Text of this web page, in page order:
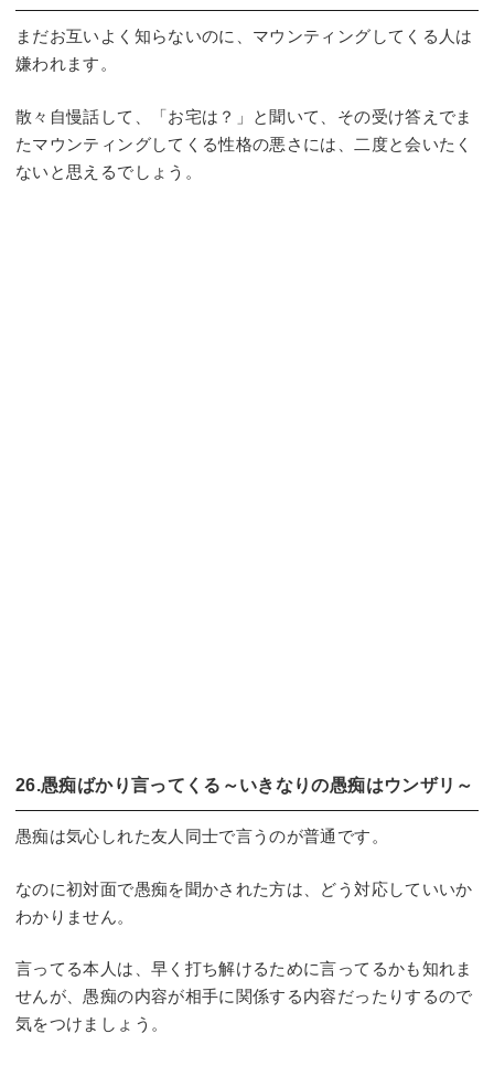
まだお互いよく知らないのに、マウンティングしてくる人は
嫌われます。
散々自慢話して、「お宅は？」と聞いて、その受け答えでま
たマウンティングしてくる性格の悪さには、二度と会いたく
ないと思えるでしょう。
26.愚痴ばかり言ってくる～いきなりの愚痴はウンザリ～
愚痴は気心しれた友人同士で言うのが普通です。
なのに初対面で愚痴を聞かされた方は、どう対応していいか
わかりません。
言ってる本人は、早く打ち解けるために言ってるかも知れま
せんが、愚痴の内容が相手に関係する内容だったりするので
気をつけましょう。